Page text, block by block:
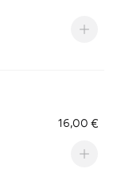
16,00 €